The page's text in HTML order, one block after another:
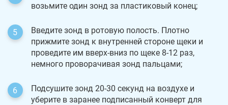
возьмите один зонд за пластиковый конец;
Введите зонд в ротовую полость. Плотно
прижмите зонд к внутренней стороне щеки и
проведите им вверх-вниз по щеке 8-12 раз,
немного проворачивая зонд пальцами;
Подсушите зонд 20-30 секунд на воздухе и
уберите в заранее подписанный конверт для